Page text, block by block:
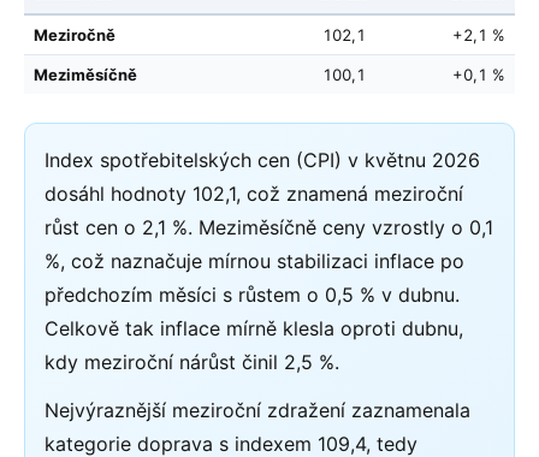
Meziročně 102,1 +2,1 %
Meziměsíčně 100,1 +0,1 %
Index spotřebitelských cen (CPI) v květnu 2026
dosáhl hodnoty 102,1, což znamená meziroční
růst cen o 2,1 %. Meziměsíčně ceny vzrostly o 0,1
%, což naznačuje mírnou stabilizaci inflace po
předchozím měsíci s růstem o 0,5 % v dubnu.
Celkově tak inflace mírně klesla oproti dubnu,
kdy meziroční nárůst činil 2,5 %.
Nejvýraznější meziroční zdražení zaznamenala
kategorie doprava s indexem 109,4, tedy